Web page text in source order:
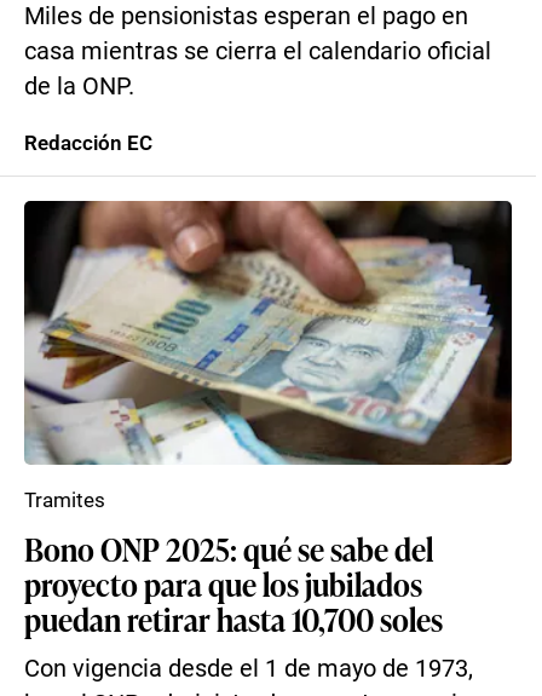
Miles de pensionistas esperan el pago en
casa mientras se cierra el calendario oficial
de la ONP.
Redacción EC
Bono ONP 2025: qué se sabe del
proyecto para que los jubilados
puedan retirar hasta 10,700 soles
Con vigencia desde el 1 de mayo de 1973,
Tramites